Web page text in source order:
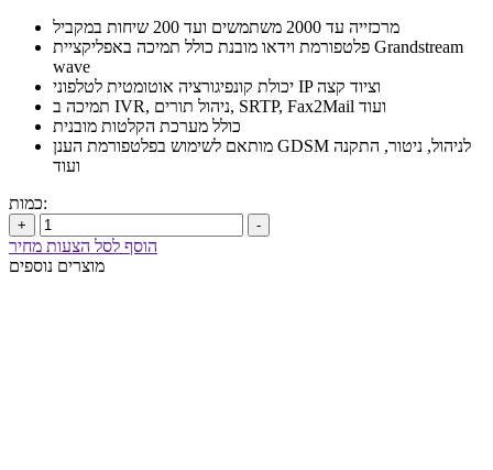
מרכזייה עד 2000 משתמשים ועד 200 שיחות במקביל
פלטפורמת וידאו מובנת כולל תמיכה באפליקציית Grandstream
wave
תמיכה ב IVR, ניהול תורים, SRTP, Fax2Mail ועוד
כולל מערכת הקלטות מובנית
מותאם לשימוש בפלטפורמת הענן GDSM לניהול, ניטור, התקנה
ועוד
כמות:
+ -
הוסף לסל הצעות מחיר
מוצרים נוספים